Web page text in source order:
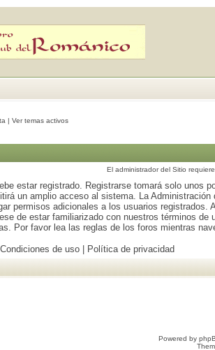
| Ver temas activos
El administrador del Sitio
estar registrado. Registrarse tomará solo unos
un amplio acceso al sistema. La Administración
permisos adicionales a los usuarios registrados.
de estar familiarizado con nuestros términos de
Por favor lea las reglas de los foros mientras
Condiciones de uso| Política de privacidad
Powered by